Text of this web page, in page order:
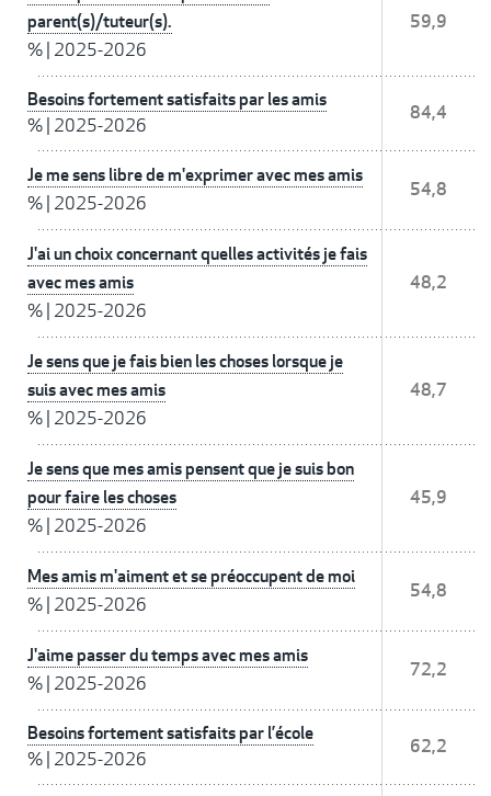
parent(s)/tuteur(s).
% 2025-2026
59,9
Besoins fortement satisfaits par les amis
% 2025-2026
84,4
Je me sens libre de m'exprimer avec mes amis
% 2025-2026
54,8
J'ai un choix concernant quelles activités je fais
avec mes amis
% 2025-2026
48,2
Je sens que je fais bien les choses lorsque je
suis avec mes amis
% 2025-2026
48,7
Je sens que mes amis pensent que je suis bon
pour faire les choses
% 2025-2026
45,9
Mes amis m'aiment et se préoccupent de moi
% 2025-2026
54,8
J'aime passer du temps avec mes amis
% 2025-2026
72,2
Besoins fortement satisfaits par l’école
% 2025-2026
62,2